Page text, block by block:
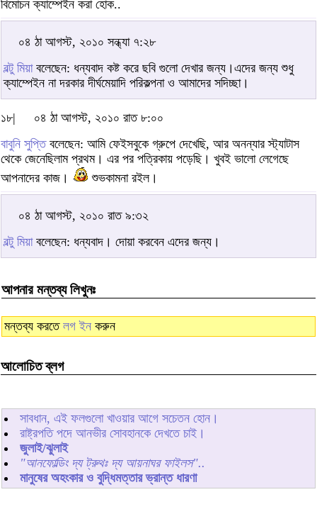
বিমোচন ক্যাম্পেইন করা হোক..
০৪ ঠা আগস্ট, ২০১০ সন্ধ্যা ৭:২৮
বল্টু মিয়াবলেছেন: ধন্যবাদ কষ্ট করে ছবি গুলো দেখার জন্য।এদের জন্য শুধু
ক্যাম্পেইন না দরকার দীর্ঘমেয়াদি পরিকল্পনা ও আমাদের সদিচ্ছা।
১৮|
০৪ ঠা আগস্ট, ২০১০ রাত ৮:০০
বাবুনি সুপ্তিবলেছেন: আমি ফেইসবুকে গ্রুপে দেখেছি, আর অনন্যার স্ট্যাটাস
থেকে জেনেছিলাম প্রথম। এর পর পত্রিকায় পড়েছি। খুবই ভালো লেগেছে
আপনাদের কাজ।
শুভকামনা রইল।
০৪ ঠা আগস্ট, ২০১০ রাত ৯:৩২
বল্টু মিয়াবলেছেন: ধন্যবাদ। দোয়া করবেন এদের জন্য।
আপনার মন্তব্য লিখুনঃ
মন্তব্য করতে লগ ইন করুন
আলোচিত ব্লগ
সাবধান, এই ফলগুলো খাওয়ার আগে সচেতন হোন।
রাষ্ট্রপতি পদে আনভীর সোবহানকে দেখতে চাই।
জুলাই/ঝুলাই
"আনফোল্ডিং দ্য ট্রুথঃ দ্য আয়নাঘর ফাইলস"..
মানুষের অহংকার ও বুদ্ধিমত্তার ভ্রান্ত ধারণা